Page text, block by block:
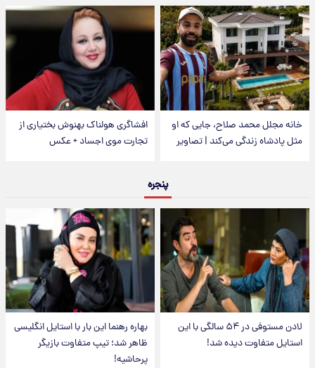
خانه مجلل محمد صلاح، جایی که او
مثل پادشاه زندگی می‌کند | تصاویر
افشاگری هولناک بهنوش بختیاری از
تجارت موی اجساد + عکس
پنجره
لادن مستوفی در ۵۴ سالگی با این
استایل متفاوت دیده شد!
بهاره رهنما این بار با استایل انگلیسی
ظاهر شد؛ تیپ متفاوت بازیگر
پرحاشیه!